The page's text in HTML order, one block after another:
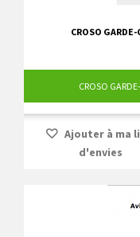
CROSO GARDE-
CROSO
Ajouter à ma
d'envies